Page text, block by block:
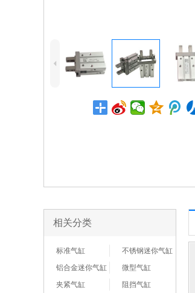
4
相关分类
标准气缸
不锈钢迷你气缸
铝合金迷你气缸
微型气缸
夹紧气缸
阻挡气缸